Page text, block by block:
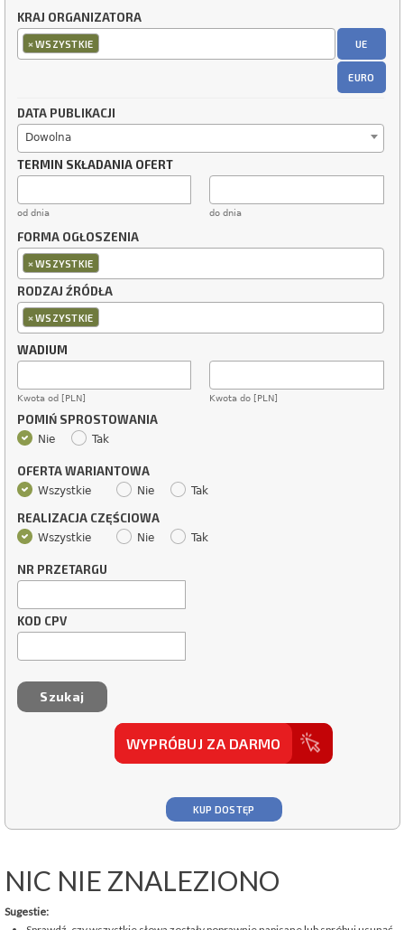
KRAJ ORGANIZATORA
×WSZYSTKIE UE
EURO
DATA PUBLIKACJI
Dowolna
TERMIN SKŁADANIA OFERT
od dnia do dnia
FORMA OGŁOSZENIA
×WSZYSTKIE
RODZAJ ŹRÓDŁA
×WSZYSTKIE
WADIUM
Kwota od [PLN] Kwota do [PLN]
POMIŃ SPROSTOWANIA
Nie Tak
OFERTA WARIANTOWA
Wszystkie Nie Tak
REALIZACJA CZĘŚCIOWA
Wszystkie Nie Tak
NR PRZETARGU
KOD CPV
WYPRÓBUJ ZA DARMO
KUP DOSTĘP
NIC NIE ZNALEZIONO
Sugestie: